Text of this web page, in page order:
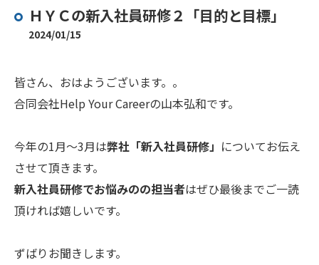
ＨＹＣの新入社員研修２「目的と目標」
2024/01/15
皆さん、おはようございます。。
合同会社Help Your Careerの山本弘和です。
今年の1月～3月は弊社「新入社員研修」 についてお伝え
させて頂きます。
新入社員研修でお悩みのの担当者はぜひ最後までご一読
頂ければ嬉しいです。
ずばりお聞きします。